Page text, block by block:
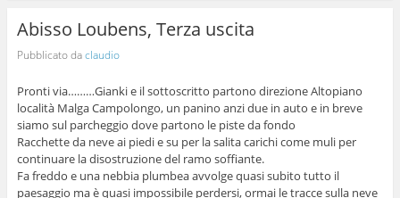
Abisso Loubens, Terza uscita
Pubblicato daclaudio
Pronti via………Gianki e il sottoscritto partono direzione Altopiano
località Malga Campolongo, un panino anzi due in auto e in breve
siamo sul parcheggio dove partono le piste da fondo
Racchette da neve ai piedi e su per la salita carichi come muli per
continuare la disostruzione del ramo soffiante.
Fa freddo e una nebbia plumbea avvolge quasi subito tutto il
paesaggio ma è quasi impossibile perdersi, ormai le tracce sulla neve